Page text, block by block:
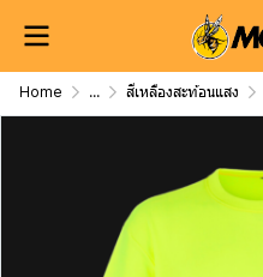
Home ... สีเหลืองสะท้อนแสง